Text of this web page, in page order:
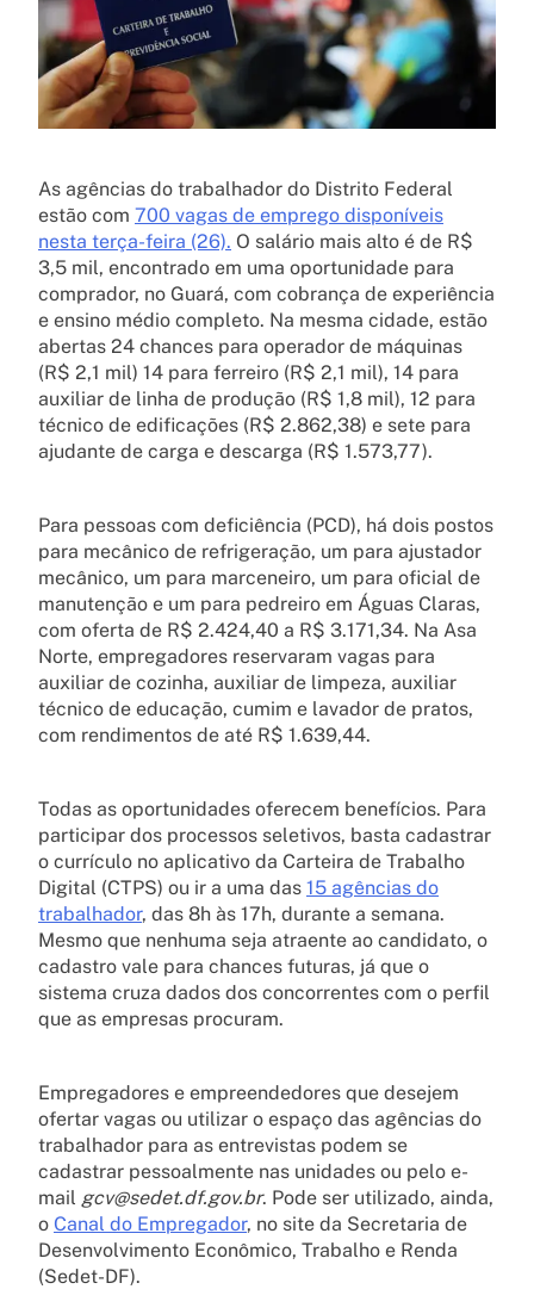
As agências do trabalhador do Distrito Federal
estão com 700 vagas de emprego disponíveis
nesta terça-feira (26). O salário mais alto é de R$
3,5 mil, encontrado em uma oportunidade para
comprador, no Guará, com cobrança de experiência
e ensino médio completo. Na mesma cidade, estão
abertas 24 chances para operador de máquinas
(R$ 2,1 mil) 14 para ferreiro (R$ 2,1 mil), 14 para
auxiliar de linha de produção (R$ 1,8 mil), 12 para
técnico de edificações (R$ 2.862,38) e sete para
ajudante de carga e descarga (R$ 1.573,77).
Para pessoas com deficiência (PCD), há dois postos
para mecânico de refrigeração, um para ajustador
mecânico, um para marceneiro, um para oficial de
manutenção e um para pedreiro em Águas Claras,
com oferta de R$ 2.424,40 a R$ 3.171,34. Na Asa
Norte, empregadores reservaram vagas para
auxiliar de cozinha, auxiliar de limpeza, auxiliar
técnico de educação, cumim e lavador de pratos,
com rendimentos de até R$ 1.639,44.
Todas as oportunidades oferecem benefícios. Para
participar dos processos seletivos, basta cadastrar
o currículo no aplicativo da Carteira de Trabalho
Digital (CTPS) ou ir a uma das 15 agências do
trabalhador, das 8h às 17h, durante a semana.
Mesmo que nenhuma seja atraente ao candidato, o
cadastro vale para chances futuras, já que o
sistema cruza dados dos concorrentes com o perfil
que as empresas procuram.
Empregadores e empreendedores que desejem
ofertar vagas ou utilizar o espaço das agências do
trabalhador para as entrevistas podem se
cadastrar pessoalmente nas unidades ou pelo e-
mail gcv@sedet.df.gov.br. Pode ser utilizado, ainda,
o Canal do Empregador, no site da Secretaria de
Desenvolvimento Econômico, Trabalho e Renda
(Sedet-DF).